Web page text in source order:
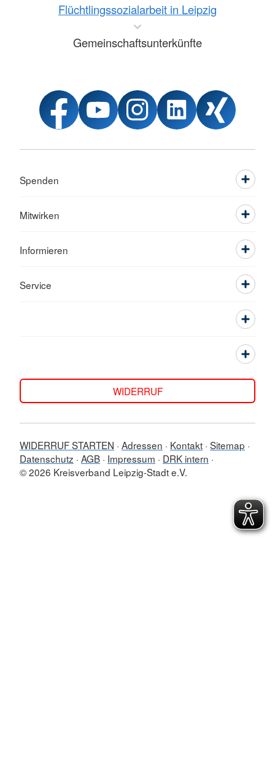
Flüchtlingssozialarbeit in Leipzig
Gemeinschaftsunterkünfte
Spenden
Mitwirken
Informieren
Service
WIDERRUF
WIDERRUF STARTEN Adressen Kontakt Sitemap
Datenschutz AGB Impressum
DRK intern
© 2026 Kreisverband Leipzig-Stadt e.V.